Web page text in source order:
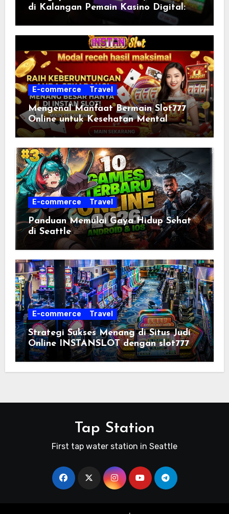
di Kalangan Pemain Kasino Digital:
E-commerce Travel
Mengenal Manfaat Bermain Slot777
Online untuk Kesehatan Mental
E-commerce Travel
Panduan Memulai Gaya Hidup Sehat
di Seattle
E-commerce Travel
Strategi Sukses Menang di Situs Judi
Online INSTANSLOT dengan slot777
Tap Station
First tap water station in Seattle